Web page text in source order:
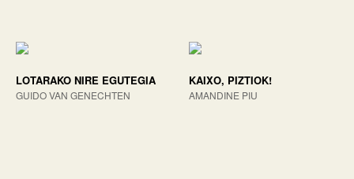
LOTARAKO NIRE EGUTEGIA
GUIDO VAN GENECHTEN
KAIXO, PIZTIOK!
AMANDINE PIU